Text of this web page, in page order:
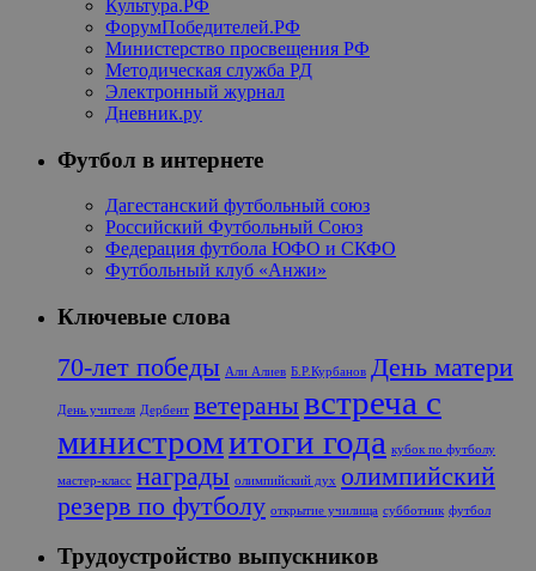
Культура.РФ
ФорумПобедителей.РФ
Министерство просвещения РФ
Методическая служба РД
Электронный журнал
Дневник.ру
Футбол в интернете
Дагестанский футбольный союз
Российский Футбольный Союз
Федерация футбола ЮФО и СКФО
Футбольный клуб «Анжи»
Ключевые слова
70-лет победы Али Алиев Б.Р.Курбанов День матери
День учителя Дербент ветераны встреча с
министромитоги года кубок по футболу
мастер-класс награды олимпийский дух олимпийский
резерв по футболу открытие училища субботник футбол
Трудоустройство выпускников